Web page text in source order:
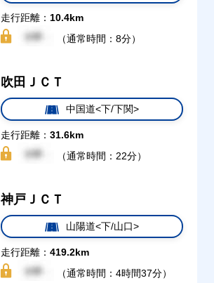
走行距離： 10.4km
（通常時間：8分）
吹田ＪＣＴ
中国道<下/下関>
走行距離： 31.6km
（通常時間：22分）
神戸ＪＣＴ
山陽道<下/山口>
走行距離： 419.2km
（通常時間：4時間37分）